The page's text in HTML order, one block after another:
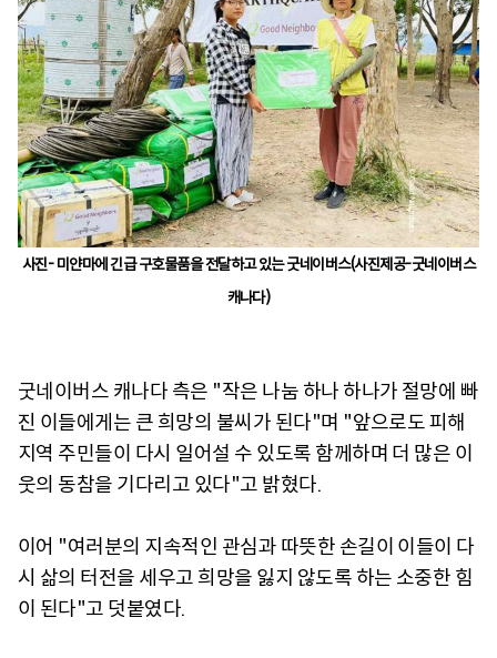
사진- 미얀마에 긴급 구호물품을 전달하고 있는 굿네이버스(사진제공-굿네이버스
캐나다)
굿네이버스 캐나다 측은 "작은 나눔 하나 하나가 절망에 빠
진 이들에게는 큰 희망의 불씨가 된다"며 "앞으로도 피해
지역 주민들이 다시 일어설 수 있도록 함께하며 더 많은 이
웃의 동참을 기다리고 있다"고 밝혔다.
이어 "여러분의 지속적인 관심과 따뜻한 손길이 이들이 다
시 삶의 터전을 세우고 희망을 잃지 않도록 하는 소중한 힘
이 된다"고 덧붙였다.